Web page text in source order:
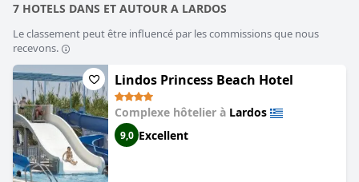
7 HOTELS DANS ET AUTOUR A LARDOS
Le classement peut être influencé par les commissions que nous
recevons.
Lindos Princess Beach Hotel
Complexe hôtelier à Lardos
9,0 Excellent